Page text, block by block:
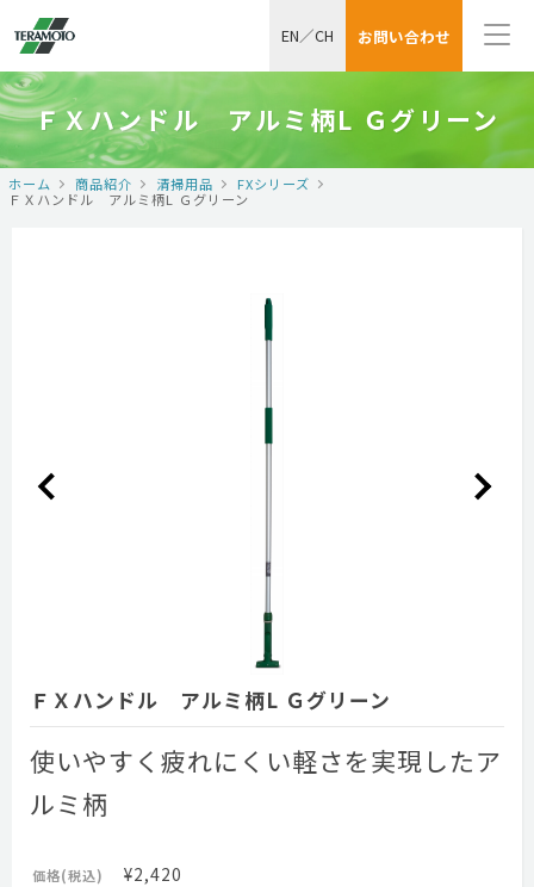
お問い合わせ
EN／CH
ＦＸハンドル アルミ柄L Ｇグリーン
ホーム 商品紹介 清掃用品
FXシリーズ
ＦＸハンドル アルミ柄L Ｇグリーン
ＦＸハンドル アルミ柄L Ｇグリーン
使いやすく疲れにくい軽さを実現したア
ルミ柄
価格(税込) ¥2,420